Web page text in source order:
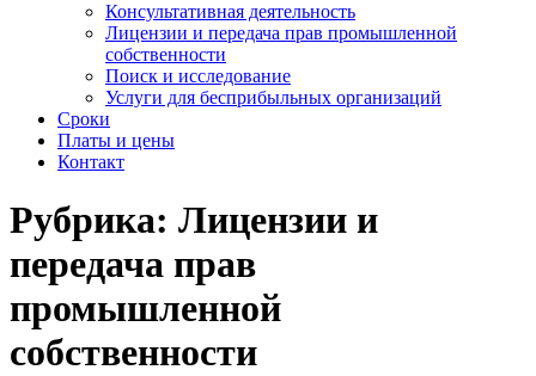
Консультативная деятельность
Лицензии и передача прав промышленной
собственности
Поиск и исследование
Услуги для беcприбыльных организаций
Сроки
Платы и цены
Контакт
Рубрика: Лицензии и
передача прав
промышленной
собственности